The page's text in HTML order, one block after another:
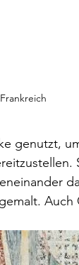
genutzt,